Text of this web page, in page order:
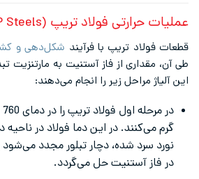
عملیات حرارتی فولاد تریپ (TRIP Steels) چگونه است؟
قطعات فولاد تریپ با فرآیند شکل‌دهی و
طی آن، مقداری از فاز آستنیت به مارتنزیت
این آلیاژ مراحل زیر را انجام می‌دهند:
گرم می‌کنند. در این دما فولاد در ناحیه
نورد سرد شده، دچار تبلور مجدد
در فاز آستنیت حل می‌گردد.